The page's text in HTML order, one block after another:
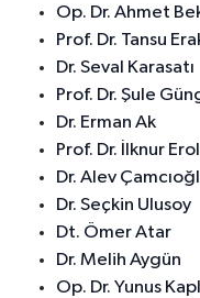
Op. Dr. Ahmet
Prof. Dr. Tansu
Dr. Seval Karasatı
Prof. Dr. Şule
Dr. Erman Ak
Prof. Dr. İlknur Erol
Dr. Alev
Dr. Seçkin Ulusoy
Dt. Ömer Atar
Dr. Melih Aygün
Op. Dr. Yunus